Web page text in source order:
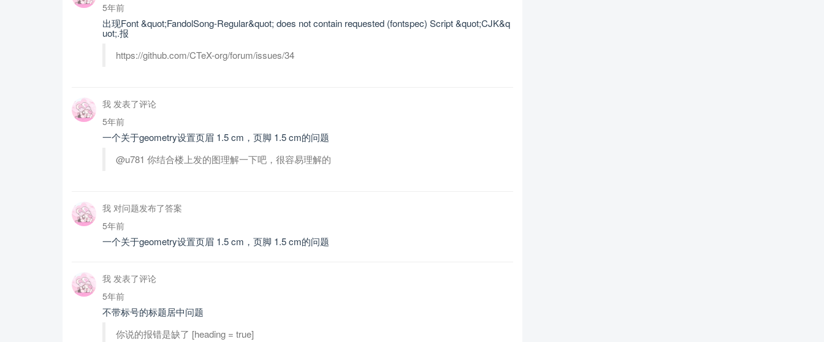
5年前
出现Font &quot;FandolSong-Regular&quot; does not contain requested (fontspec) Script &quot;CJK&q
uot;.报
https://github.com/CTeX-org/forum/issues/34
我 发表了评论
5年前
一个关于geometry设置页眉 1.5 cm，页脚 1.5 cm的问题
@u781 你结合楼上发的图理解一下吧，很容易理解的
我 对问题发布了答案
5年前
一个关于geometry设置页眉 1.5 cm，页脚 1.5 cm的问题
我 发表了评论
5年前
不带标号的标题居中问题
你说的报错是缺了 [heading = true]